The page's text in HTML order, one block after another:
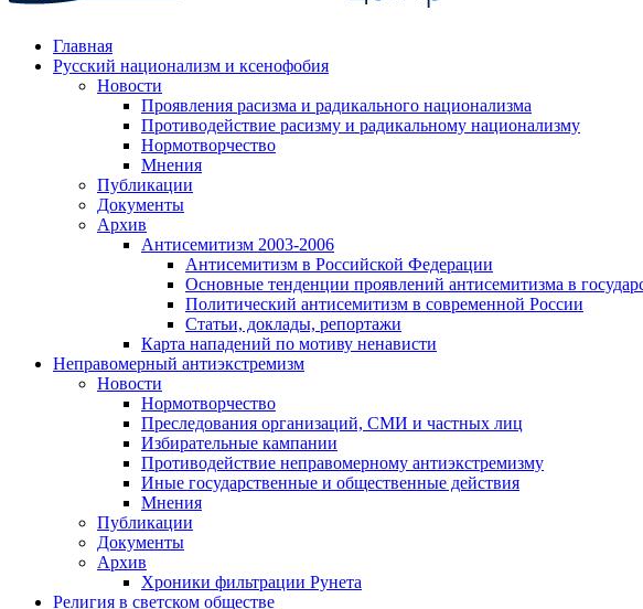
Главная
Русский национализм и ксенофобия
Новости
Проявления расизма и радикального национализма
Противодействие расизму и радикальному национализму
Нормотворчество
Мнения
Публикации
Документы
Архив
Антисемитизм 2003-2006
Антисемитизм в Российской Федерации
Основные тенденции проявлений антисемитизма в
Политический антисемитизм в современной России
Статьи, доклады, репортажи
Карта нападений по мотиву ненависти
Неправомерный антиэкстремизм
Новости
Нормотворчество
Преследования организаций, СМИ и частных лиц
Избирательные кампании
Противодействие неправомерному антиэкстремизму
Иные государственные и общественные действия
Мнения
Публикации
Документы
Архив
Хроники фильтрации Рунета
Религия в светском обществе